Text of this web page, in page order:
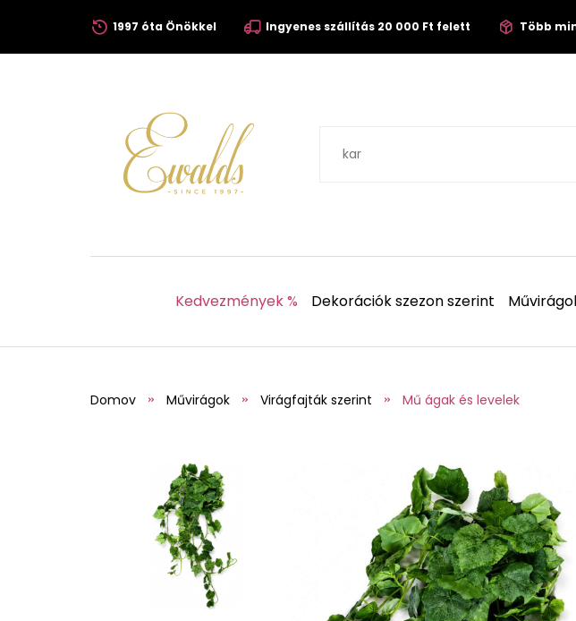
1997 óta Önökkel Ingyenes szállítás 20 000 Ft felett Több
Kedvezmények % Dekorációk szezon szerint
Domov Művirágok Virágfajták szerint Mű ágak és levelek